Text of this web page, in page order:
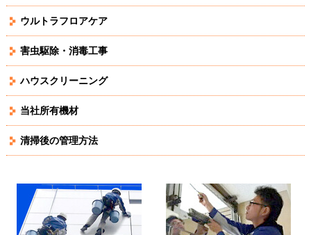
ウルトラフロアケア
害虫駆除・消毒工事
ハウスクリーニング
当社所有機材
清掃後の管理方法